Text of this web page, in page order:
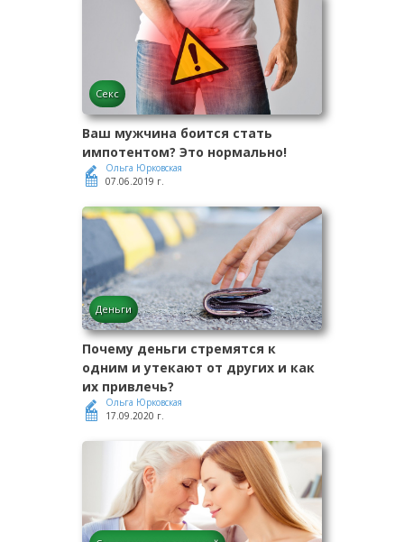
Секс
Ваш мужчина боится стать
импотентом? Это нормально!
Ольга Юрковская
07.06.2019 г.
Деньги
Почему деньги стремятся к
одним и утекают от других и как
их привлечь?
Ольга Юрковская
17.09.2020 г.